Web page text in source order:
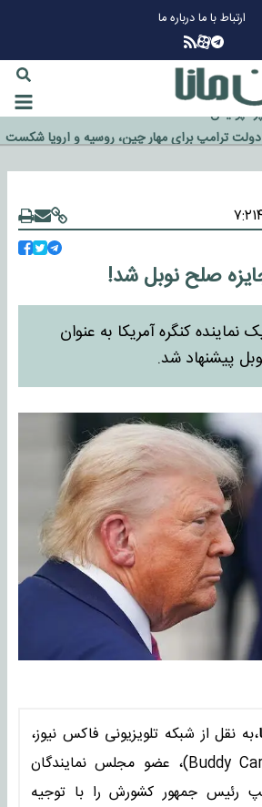
ارتباط با مادرباره ما
مدیران پرسپولیس
را دور می‌زند؟
پرسپولیس
دولت ترامپ برای مهار چین، روسیه و اروپا شکست
۷:۲
صلح نوبل شد!
کنگره آمریکا به عنوان
پیشنهاد شد.
،به نقل از شبکه تلویزیونی فاکس نیوز،
«بادی کارتر» (Buddy Carter)، عضو مجلس نمایندگان
رئیس جمهور کشورش را با توجیه